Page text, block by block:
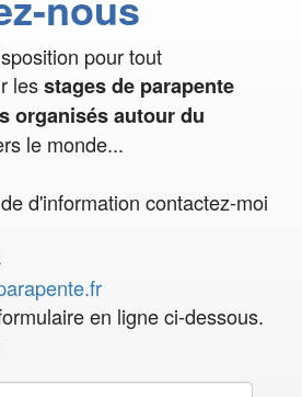
pour tout
lesstages de parapente
organisés autour du
le monde...
d'information contactez-moi
en ligne ci-dessous.